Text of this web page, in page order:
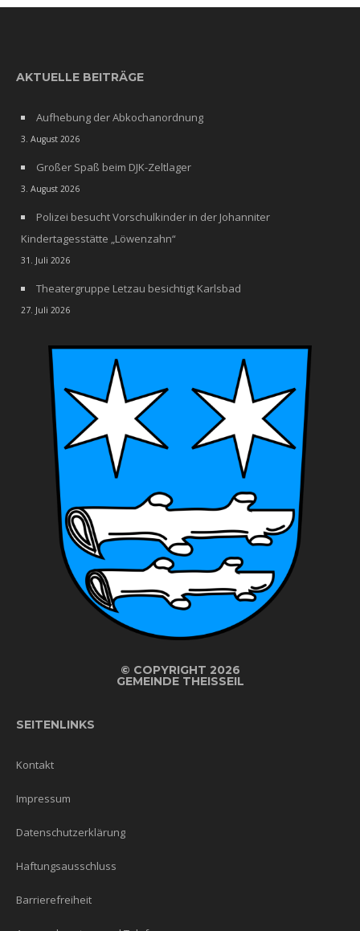
AKTUELLE BEITRÄGE
Aufhebung der Abkochanordnung
3. August 2026
Großer Spaß beim DJK-Zeltlager
3. August 2026
Polizei besucht Vorschulkinder in der Johanniter
Kindertagesstätte „Löwenzahn“
31. Juli 2026
Theatergruppe Letzau besichtigt Karlsbad
27. Juli 2026
© COPYRIGHT 2026
GEMEINDE THEISSEIL
SEITENLINKS
Kontakt
Impressum
Datenschutzerklärung
Haftungsausschluss
Barrierefreiheit